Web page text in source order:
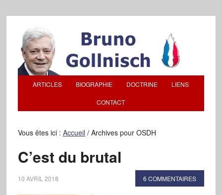
ARTICLES BIOGRAPHIE DOCTRINE LIENS
CONTACT
Vous êtes ici : Accueil /Archives pour OSDH
C’est du brutal
10 AVRIL 2018 6 COMMENTAIRES